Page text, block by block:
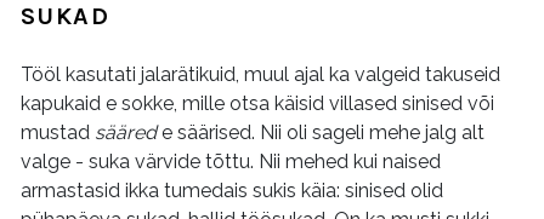
SUKAD
Tööl kasutati jalarätikuid, muul ajal ka valgeid takuseid
kapukaid e sokke, mille otsa käisid villased sinised või
mustad säärede säärised. Nii oli sageli mehe jalg alt
valge - suka värvide tõttu. Nii mehed kui naised
armastasid ikka tumedais sukis käia: sinised olid